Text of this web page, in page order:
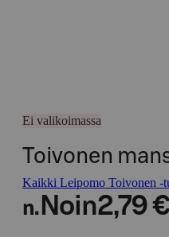
Ei valikoimassa
Toivonen
Kaikki Leipomo Toivonen -
n. Noin2,79 €